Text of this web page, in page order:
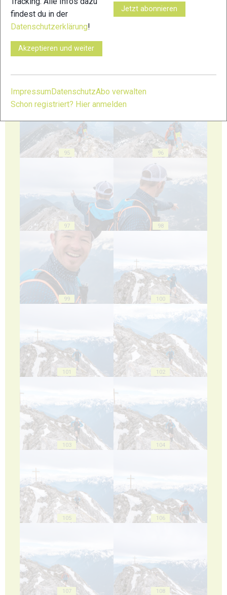
92
95 96
97 98
99 100
101 102
103 104
105 106
107 108
findest du in der
Datenschutzerklärung!
Akzeptieren und weiter
Jetzt abonnieren
Impressum DatenschutzAbo verwalten
Schon registriert? Hier anmelden